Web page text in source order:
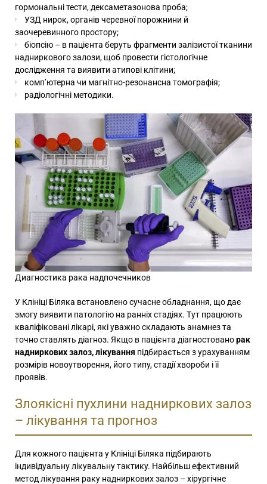
гормональні тести, дексаметазонова проба;
УЗД нирок, органів черевної порожнини й
заочеревинного простору;
біопсію – в пацієнта беруть фрагменти залізистої тканини
надниркового залози, щоб провести гістологічне
дослідження та виявити атипові клітини;
комп’ютерна чи магнітно-резонансна томографія;
радіологічні методики.
Диагностика рака надпочечников
У Клініці Біляка встановлено сучасне обладнання, що дає
змогу виявити патологію на ранніх стадіях. Тут працюють
кваліфіковані лікарі, які уважно складають анамнез та
точно ставлять діагноз. Якщо в пацієнта діагностованорак
надниркових залоз, лікування підбирається з урахуванням
розмірів новоутворення, його типу, стадії хвороби і її
проявів.
Злоякісні пухлини надниркових залоз
– лікування та прогноз
Для кожного пацієнта у Клініці Біляка підбирають
індивідуальну лікувальну тактику. Найбільш ефективний
метод лікування раку надниркових залоз – хірургічне